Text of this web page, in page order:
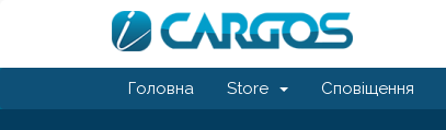
Головна Store Сповіщення